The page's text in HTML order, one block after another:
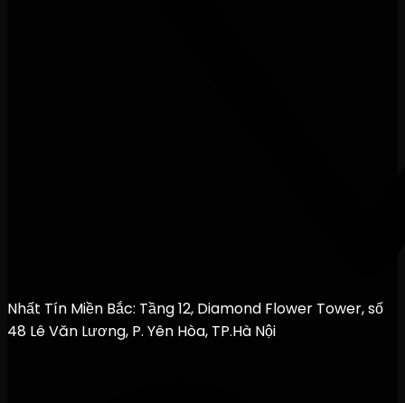
Nhất Tín Miền Bắc: Tầng 12, Diamond Flower Tower, số
48 Lê Văn Lương, P. Yên Hòa, TP.Hà Nội